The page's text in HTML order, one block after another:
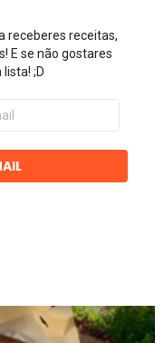
receberes receitas,
E se não gostares
;D